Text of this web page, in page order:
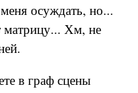
осуждать, но...
матрицу... Хм, не
в граф сцены